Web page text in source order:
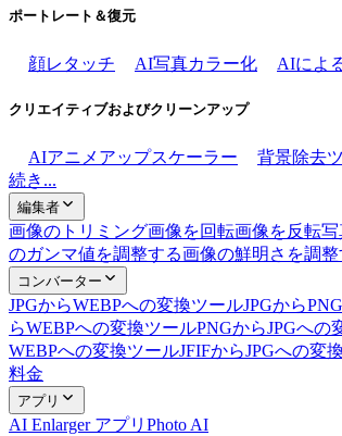
ポートレート＆復元
顔レタッチ AI写真カラー化 AIによ
クリエイティブおよびクリーンアップ
AIアニメアップスケーラー 背景除去
続き...
編集者
画像のトリミング画像を回転画像を反転写
のガンマ値を調整する画像の鮮明さを調整
コンバーター
JPGからWEBPへの変換ツールJPGから
らWEBPへの変換ツールPNGからJPGへの
WEBPへの変換ツールJFIFからJPGへの変
料金
アプリ
AI Enlarger アプリ Photo AI